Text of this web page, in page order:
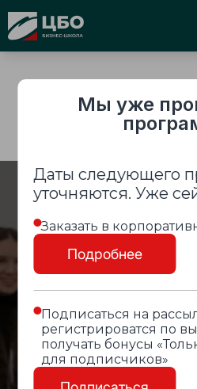
Мы уже
Даты следующего
уточняются. Уже
Заказать в
Подробнее
Подписаться на
регистрироватся по
получать бонусы
для подписчиков»
CBO